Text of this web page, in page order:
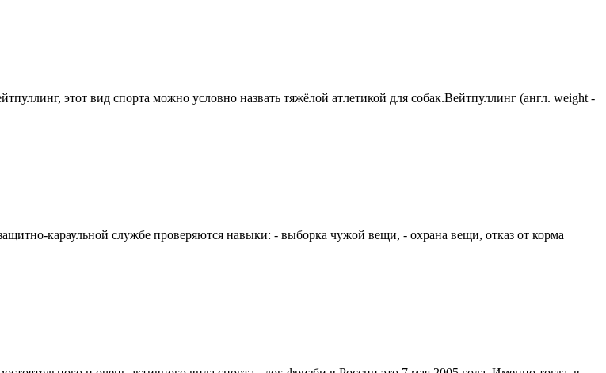
этот вид спорта можно условно назвать тяжёлой атлетикой для собак.Вейтпуллинг (англ. weight -
караульной службе проверяются навыки: - выборка чужой вещи, - охрана вещи, отказ от корма